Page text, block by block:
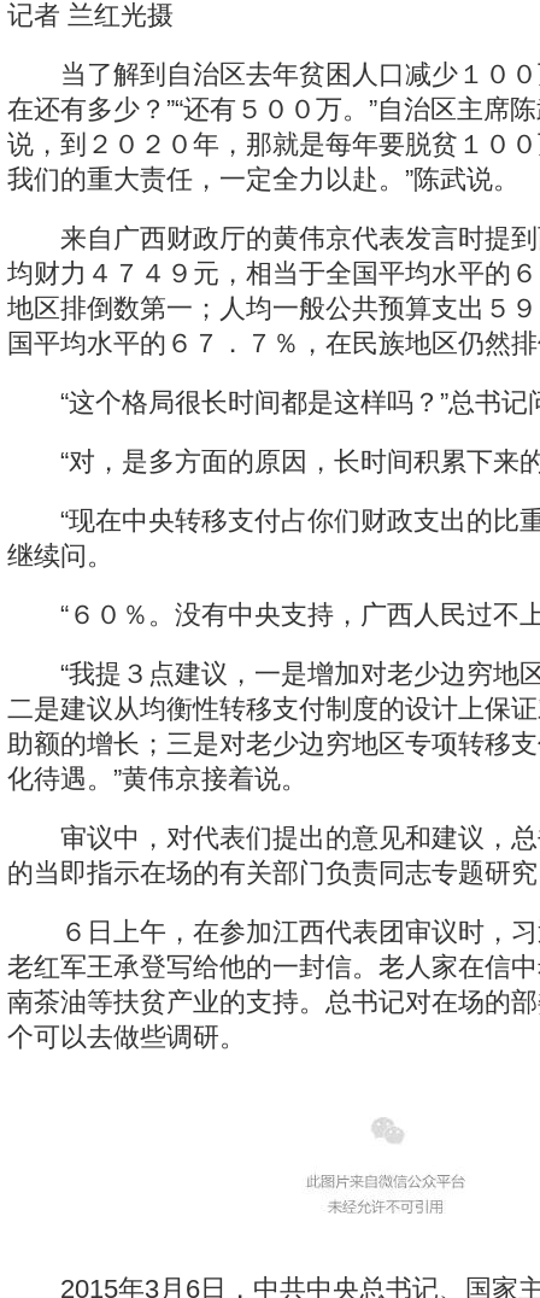
记者 兰红光摄
当了解到自治区去年贫困人口减少１００
在还有多少？”“还有５００万。”自治区主席
说，到２０２０年，那就是每年要脱贫１０
我们的重大责任，一定全力以赴。”陈武说。
来自广西财政厅的黄伟京代表发言时提到
均财力４７４９元，相当于全国平均水平的
地区排倒数第一；人均一般公共预算支出５
国平均水平的６７．７％，在民族地区仍然
“这个格局很长时间都是这样吗？”总书记
“对，是多方面的原因，长时间积累下来
“现在中央转移支付占你们财政支出的比
继续问。
“６０％。没有中央支持，广西人民过不
“我提３点建议，一是增加对老少边穷地
二是建议从均衡性转移支付制度的设计上保
助额的增长；三是对老少边穷地区专项转移
化待遇。”黄伟京接着说。
审议中，对代表们提出的意见和建议，总
的当即指示在场的有关部门负责同志专题研
６日上午，在参加江西代表团审议时，习
老红军王承登写给他的一封信。老人家在信
南茶油等扶贫产业的支持。总书记对在场的
个可以去做些调研。
2015年3月6日，中共中央总书记、国家